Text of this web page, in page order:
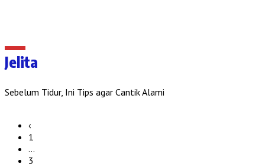
Jelita
Sebelum Tidur, Ini Tips agar Cantik Alami
‹
1
…
3